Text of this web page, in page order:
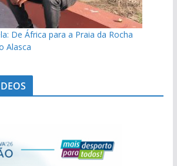
De África para a Praia da Rocha
Alasca